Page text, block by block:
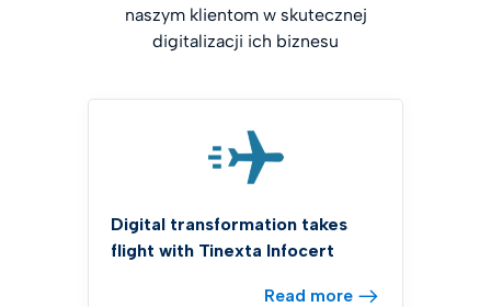
naszym klientom w skutecznej
digitalizacji ich biznesu
Digital transformation takes
flight with Tinexta Infocert
Read more